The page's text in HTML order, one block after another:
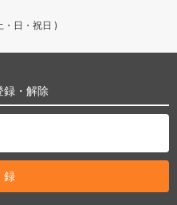
・日・祝日 )
録・解除